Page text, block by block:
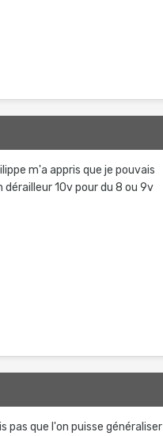
m'a appris que je pouvais
10v pour du 8 ou 9v
pas que l'on puisse généraliser